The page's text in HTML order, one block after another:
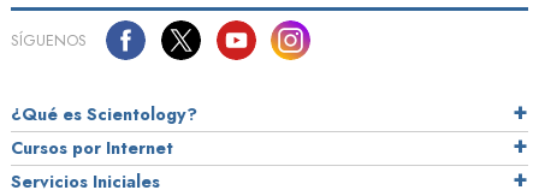
SÍGUENOS
¿Qué es Scientology?
Cursos por Internet
Servicios Iniciales